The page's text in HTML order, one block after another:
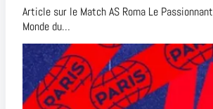
Article sur le Match AS Roma Le Passionnant
Monde du…